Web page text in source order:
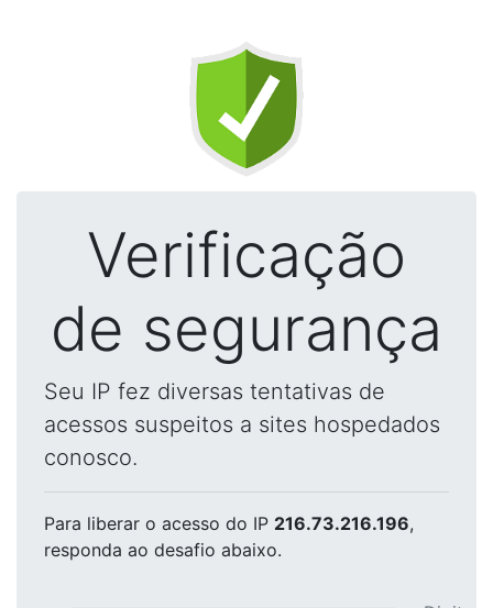
Verificação
de segurança
Seu IP fez diversas tentativas de
acessos suspeitos a sites hospedados
conosco.
Para liberar o acesso do IP 216.73.216.196,
responda ao desafio abaixo.